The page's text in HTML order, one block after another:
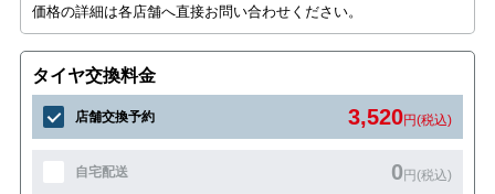
価格の詳細は各店舗へ直接お問い合わせください。
タイヤ交換料金
店舗交換予約 3,520円(税込)
自宅配送 0円(税込)